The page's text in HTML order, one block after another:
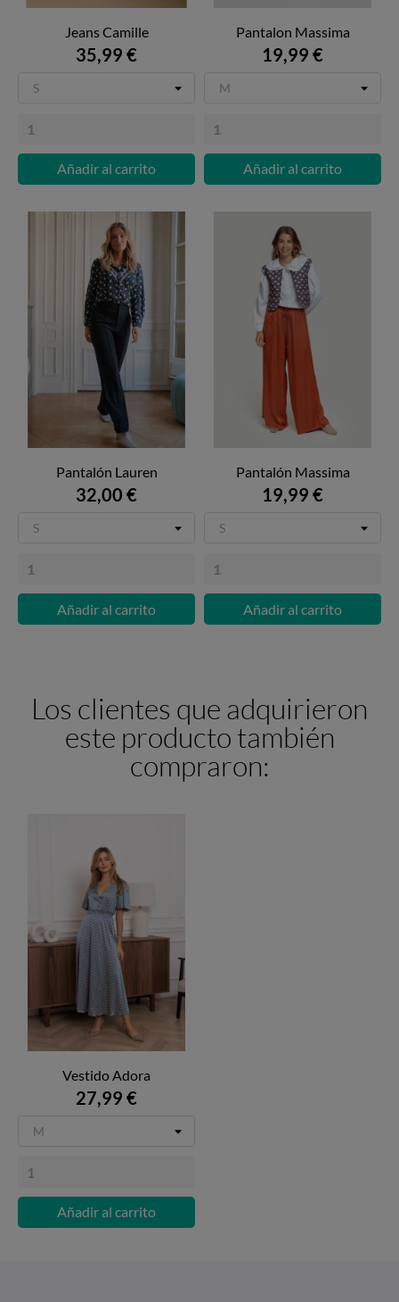
Jeans Camille
35,99 €
Añadir al carrito
Pantalon Massima
19,99 €
Añadir al carrito
Pantalón Lauren
32,00 €
Añadir al carrito
Pantalón Massima
19,99 €
Añadir al carrito
Los clientes que adquirieron
este producto también
compraron:
Vestido Adora
27,99 €
Añadir al carrito